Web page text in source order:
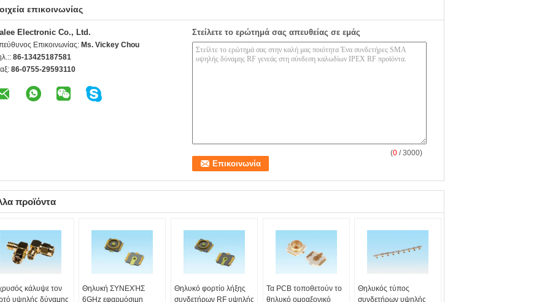
επικοινωνίας
Electronic Co., Ltd.
Επικοινωνίας: Ms. Vickey Chou
86-13425187581
86-0755-29593110
Στείλετε το ερώτημά σας απευθείας σε εμάς
(0 / 3000)
προϊόντα
κάλυψε τον
υψηλής δύναμης
Θηλυκή ΣΥΝΕΧΉΣ
6GHz εφαρμόσιμη
Θηλυκό φορτίο λήξης
συνδετήρων RF υψηλής
Τα PCB τοποθετούν το
θηλυκό ομοαξονικό
Θηλυκός τύπος
συνδετήρων υψηλής